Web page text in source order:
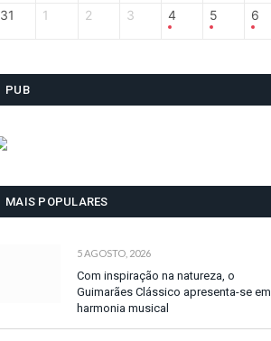
31 1 2 3 4 5 6
PUB
MAIS POPULARES
5 AGOSTO, 2026
Com inspiração na natureza, o
Guimarães Clássico apresenta-se em
harmonia musical